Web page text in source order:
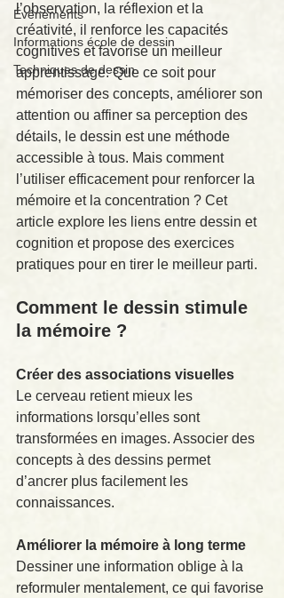
Événements
Informations école de dessin
Techniques de dessin
l’observation, la réflexion et la
créativité, il renforce les capacités
cognitives et favorise un meilleur
apprentissage. Que ce soit pour
mémoriser des concepts, améliorer son
attention ou affiner sa perception des
détails, le dessin est une méthode
accessible à tous. Mais comment
l’utiliser efficacement pour renforcer la
mémoire et la concentration ? Cet
article explore les liens entre dessin et
cognition et propose des exercices
pratiques pour en tirer le meilleur parti.
Comment le dessin stimule
la mémoire ?
Créer des associations visuelles
Le cerveau retient mieux les
informations lorsqu’elles sont
transformées en images. Associer des
concepts à des dessins permet
d’ancrer plus facilement les
connaissances.
Améliorer la mémoire à long terme
Dessiner une information oblige à la
reformuler mentalement, ce qui favorise